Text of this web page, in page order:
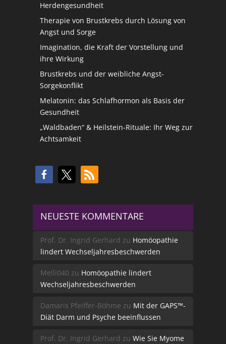
Herdengesundheit
Therapie von Brustkrebs durch Lösung von
Angst und Sorge
Imagination, die Kraft der Vorstellung und
ihre Wirkung
Brustkrebs und der weibliche Angst-
Sorgekonflikt
Melatonin: das Schlafhormon als Basis der
Gesundheit
„Waldbaden“ & Heilstein-Rituale: Ihr Weg zur
Achtsamkeit
NEUESTE KOMMENTARE
Prof. Dr. Ingrid Gerhard zu Homöopathie
lindert Wechseljahresbeschwerden
Melli040 zu Homöopathie lindert
Wechseljahresbeschwerden
Damaris Pfeiffer-Böhme zu Mit der GAPS™-
Diät Darm und Psyche beeinflussen
Prof. Dr. Ingrid Gerhard zu Wie Sie Myome